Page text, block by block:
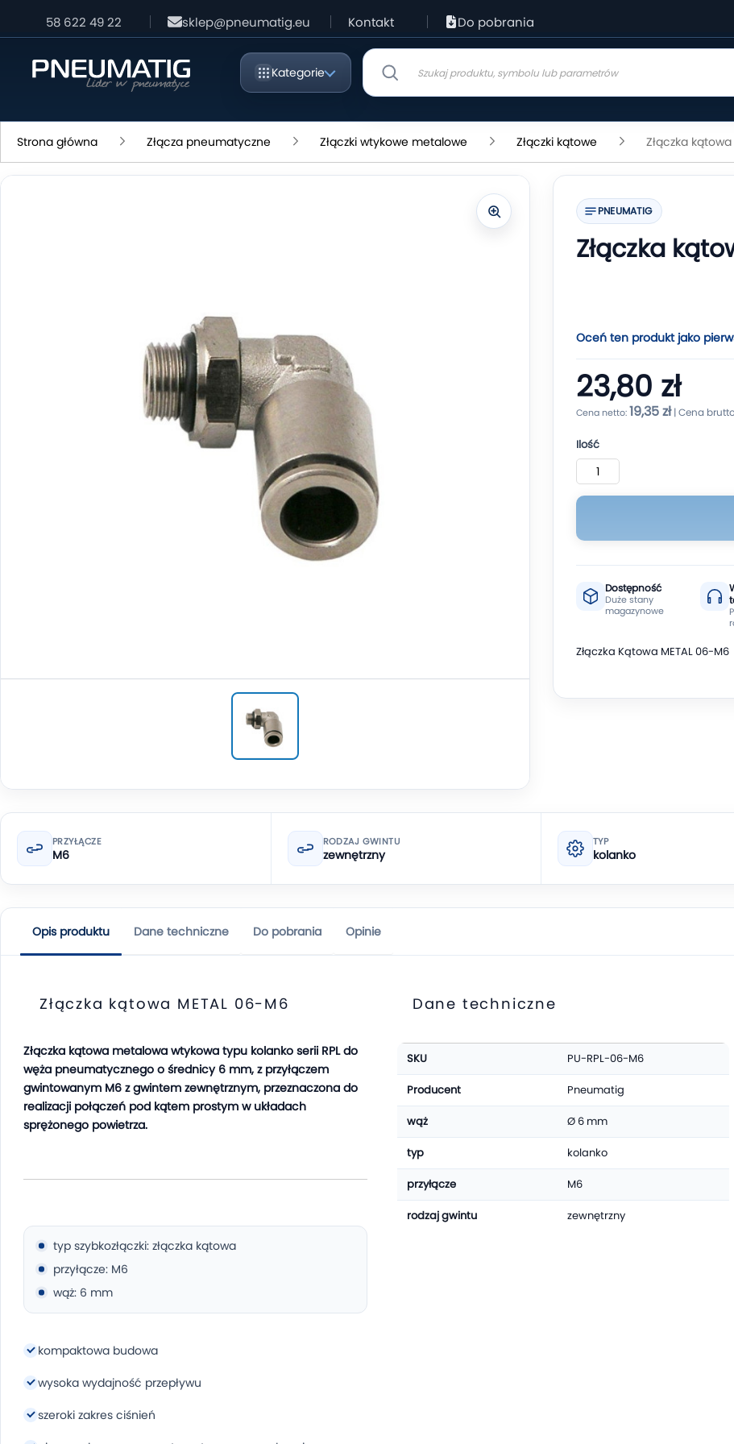
58 622 49 22 sklep@pneumatig.eu Kontakt Do pobrania
Kategorie
Strona główna Złącza pneumatyczne Złączki wtykowe metalowe Złączki kątowe Złączka
PNEUMATIG
Złączka
Oceń ten produkt jako
23,80 zł
19,35 zł
Ilość
Dostępność
Duże stany
magazynowe
Złączka Kątowa METAL 06-M6
PRZYŁĄCZE
M6
RODZAJ GWINTU
zewnętrzny
TYP
kolanko
Opis produktu Dane techniczne Do pobrania Opinie
Złączka kątowa METAL 06-M6
Złączka kątowa metalowa wtykowa typu kolanko serii RPL do
węża pneumatycznego o średnicy 6 mm, z przyłączem
gwintowanym M6 z gwintem zewnętrznym, przeznaczona do
realizacji połączeń pod kątem prostym w układach
sprężonego powietrza.
typ szybkozłączki: złączka kątowa
przyłącze: M6
wąż: 6 mm
kompaktowa budowa
wysoka wydajność przepływu
szeroki zakres ciśnień
Dane techniczne
Więcej
informacji
SKU PU-RPL-06-M6
Producent Pneumatig
wąż Ø 6 mm
typ kolanko
przyłącze M6
rodzaj gwintu zewnętrzny